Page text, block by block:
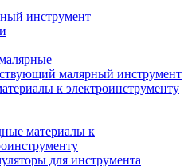
инструмент
малярный инструмент
к электроинструменту
материалы к
для инструмента